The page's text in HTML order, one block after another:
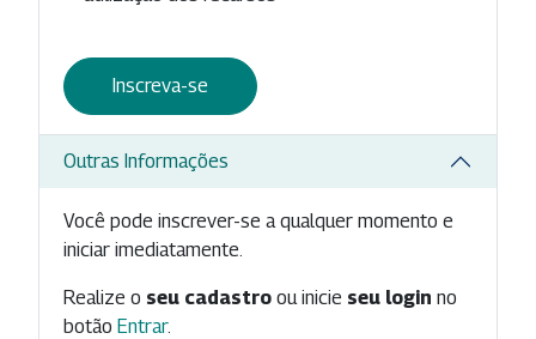
Inscreva-se
Outras Informações
Você pode inscrever-se a qualquer momento e
iniciar imediatamente.
Realize o seu cadastro ou inicie seu login no
botão Entrar.